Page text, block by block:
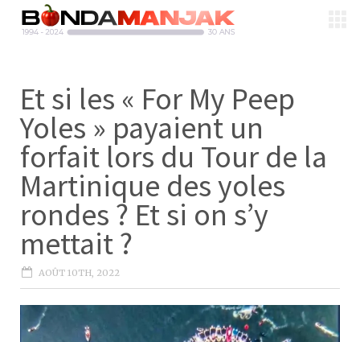
Et si les « For My Peep
Yoles » payaient un
forfait lors du Tour de la
Martinique des yoles
rondes ? Et si on s’y
mettait ?
AOÛT 10TH, 2022